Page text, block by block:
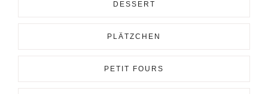
DESSERT
PLÄTZCHEN
PETIT FOURS